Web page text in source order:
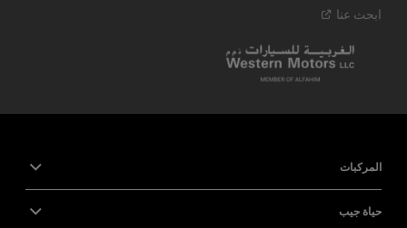
ابحث عنا
المركبات
حياة جيب